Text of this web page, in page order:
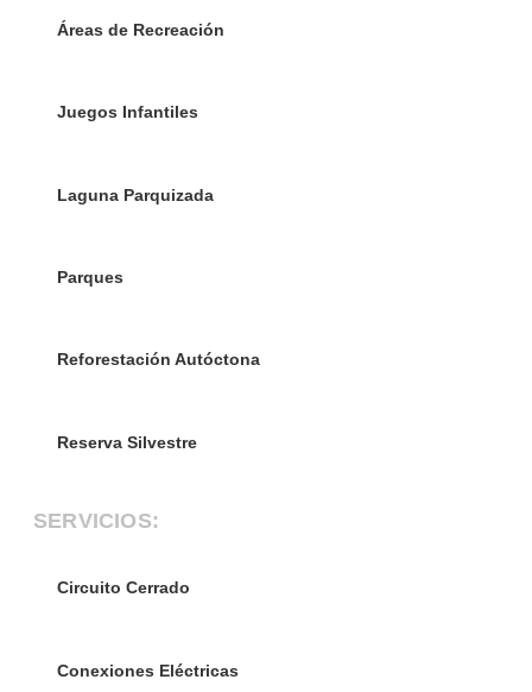
Áreas de Recreación
Juegos Infantiles
Laguna Parquizada
Parques
Reforestación Autóctona
Reserva Silvestre
SERVICIOS:
Circuito Cerrado
Conexiones Eléctricas